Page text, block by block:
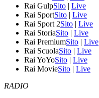
Rai GulpSito | Live
Rai SportSito | Live
Rai Sport 2Sito | Live
Rai StoriaSito | Live
Rai PremiumSito | Live
Rai ScuolaSito | Live
Rai YoYoSito | Live
Rai MovieSito | Live
RADIO